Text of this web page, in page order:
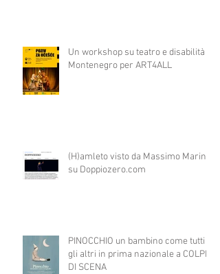
Un workshop su teatro e disabilità in
Montenegro per ART4ALL
(H)amleto visto da Massimo Marino
su Doppiozero.com
PINOCCHIO un bambino come tutti
gli altri in prima nazionale a COLPI
DI SCENA